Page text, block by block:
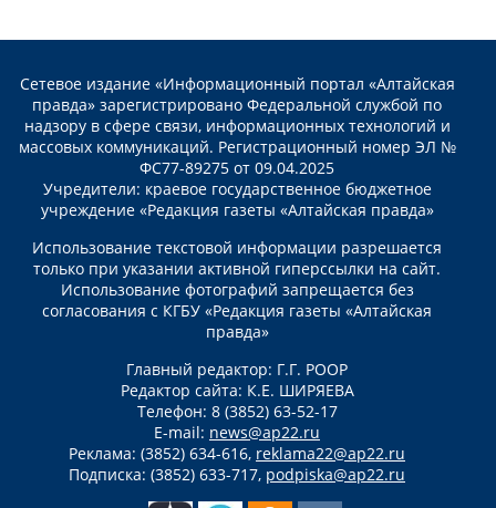
Сетевое издание «Информационный портал «Алтайская
правда» зарегистрировано Федеральной службой по
надзору в сфере связи, информационных технологий и
массовых коммуникаций. Регистрационный номер ЭЛ №
ФС77-89275 от 09.04.2025
Учредители: краевое государственное бюджетное
учреждение «Редакция газеты «Алтайская правда»
Использование текстовой информации разрешается
только при указании активной гиперссылки на сайт.
Использование фотографий запрещается без
согласования с КГБУ «Редакция газеты «Алтайская
правда»
Главный редактор: Г.Г. РООР
Редактор сайта: К.Е. ШИРЯЕВА
Телефон: 8 (3852) 63-52-17
E-mail: news@ap22.ru
Реклама: (3852) 634-616, reklama22@ap22.ru
Подписка: (3852) 633-717, podpiska@ap22.ru